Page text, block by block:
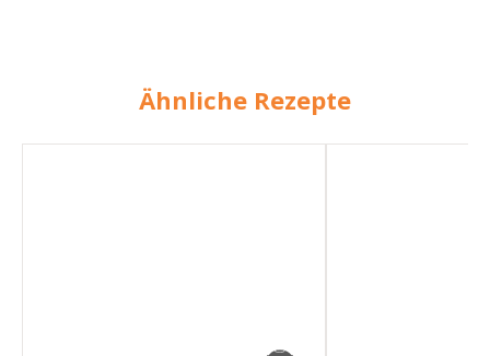
Ähnliche Rezepte